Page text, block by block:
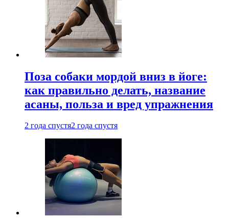
Поза собаки мордой вниз в йоге:
как правильно делать, название
асаны, польза и вред упражнения
2 года спустя2 года спустя